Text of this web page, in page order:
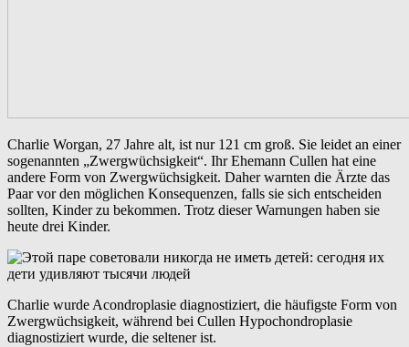
Charlie Worgan, 27 Jahre alt, ist nur 121 cm groß. Sie leidet an einer
sogenannten „Zwergwüchsigkeit“. Ihr Ehemann Cullen hat eine
andere Form von Zwergwüchsigkeit. Daher warnten die Ärzte das
Paar vor den möglichen Konsequenzen, falls sie sich entscheiden
sollten, Kinder zu bekommen. Trotz dieser Warnungen haben sie
heute drei Kinder.
Charlie wurde Acondroplasie diagnostiziert, die häufigste Form von
Zwergwüchsigkeit, während bei Cullen Hypochondroplasie
diagnostiziert wurde, die seltener ist.